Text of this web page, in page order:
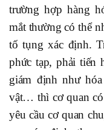
trường hợp hàng
mắt thường có thể
tố tụng xác định.
phức tạp, phải tiến
giám định như
vật… thì cơ quan có
yêu cầu cơ quan